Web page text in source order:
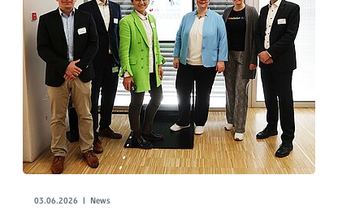
03.06.2026 | News